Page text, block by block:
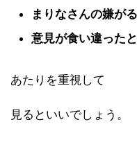
まりなさんの嫌が
意見が食い違った
あたりを重視して
見るといいでしょう。